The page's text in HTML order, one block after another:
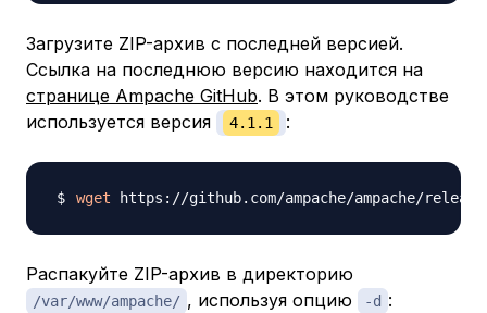
Загрузите ZIP-архив с последней версией.
Ссылка на последнюю версию находится на
странице Ampache GitHub. В этом руководстве
используется версия
4.1.1 ​:
wget https://github.com/ampache/ampache/
Распакуйте ZIP-архив в директорию
/var/www/ampache/ , используя опцию -d :